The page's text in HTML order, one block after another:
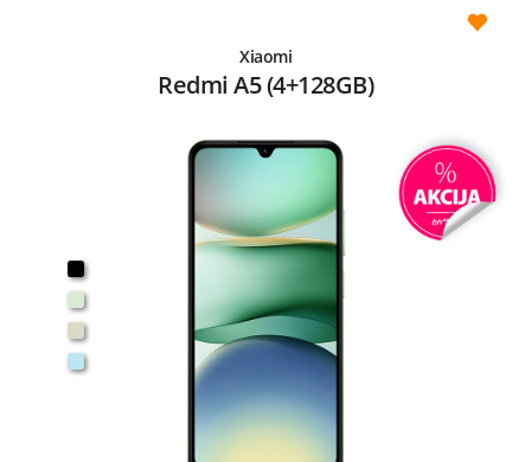
Xiaomi
Redmi A5 (4+128GB)